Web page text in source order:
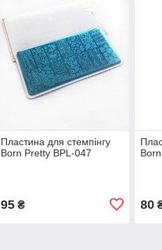
Пластина для стемпінгу
Born Pretty BPL-047
95₴ 80